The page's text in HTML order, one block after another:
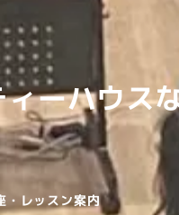
ーハウス
ー
・レッスン案内